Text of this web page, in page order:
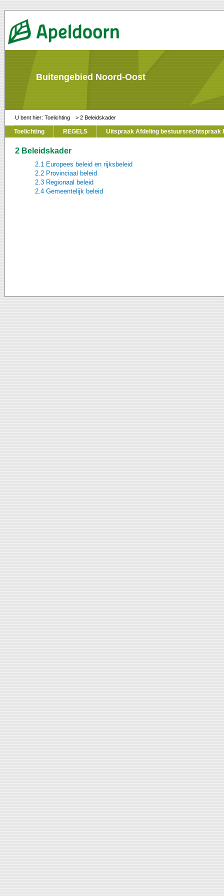
Buitengebied Noord-Oost
Toelichting 2 Beleidskader
Toelichting REGELS Uitspraak Afdeling bestuursrechtspraak
2 Beleidskader
2.1 Europees beleid en rijksbeleid
2.2 Provinciaal beleid
2.3 Regionaal beleid
2.4 Gemeentelijk beleid